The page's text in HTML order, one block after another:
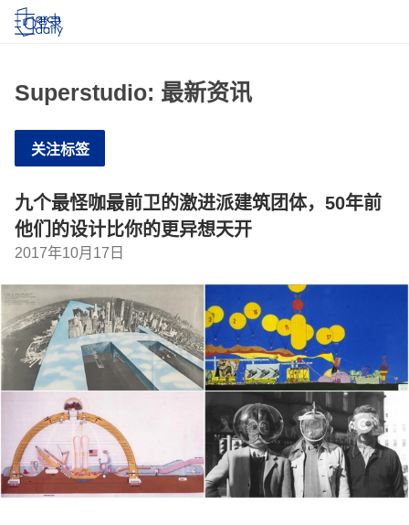
登录
Superstudio: 最新资讯
关注标签
九个最怪咖最前卫的激进派建筑团体，50年前
他们的设计比你的更异想天开
2017年10月17日